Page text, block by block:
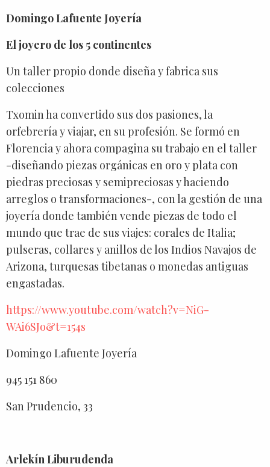
Domingo Lafuente Joyería
El joyero de los 5 continentes
Un taller propio donde diseña y fabrica sus
colecciones
Txomin ha convertido sus dos pasiones, la
orfebrería y viajar, en su profesión. Se formó en
Florencia y ahora compagina su trabajo en el taller
-diseñando piezas orgánicas en oro y plata con
piedras preciosas y semipreciosas y haciendo
arreglos o transformaciones-, con la gestión de una
joyería donde también vende piezas de todo el
mundo que trae de sus viajes: corales de Italia;
pulseras, collares y anillos de los Indios Navajos de
Arizona, turquesas tibetanas o monedas antiguas
engastadas.
https://www.youtube.com/watch?v=NiG-
WAi6SJo&t=154s
Domingo Lafuente Joyería
945 151 860
San Prudencio, 33
Arlekín Liburudenda